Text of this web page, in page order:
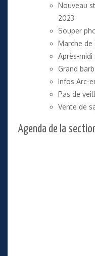
Nouveau
2023
Souper
Marche de
Après-midi
Grand
Infos Arc-
Pas de
Vente de
Agenda de la